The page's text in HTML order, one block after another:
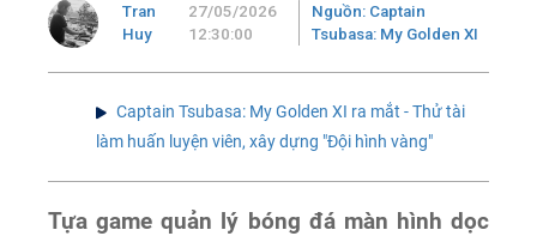
Tran
Huy
27/05/2026
12:30:00
Nguồn: Captain
Tsubasa: My Golden XI
Captain Tsubasa: My Golden XI ra mắt - Thử tài
làm huấn luyện viên, xây dựng "Đội hình vàng"
Tựa game quản lý bóng đá màn hình dọc